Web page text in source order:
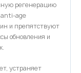
регенерацию
anti-age
и препятствуют
обновления и
устраняет